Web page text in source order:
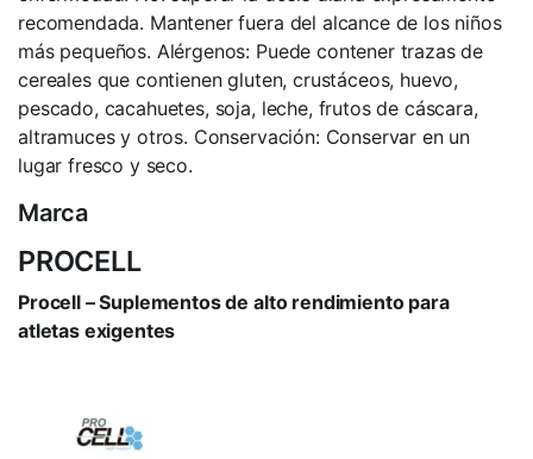
recomendada. Mantener fuera del alcance de los niños
más pequeños. Alérgenos: Puede contener trazas de
cereales que contienen gluten, crustáceos, huevo,
pescado, cacahuetes, soja, leche, frutos de cáscara,
altramuces y otros. Conservación: Conservar en un
lugar fresco y seco.
Marca
PROCELL
Procell – Suplementos de alto rendimiento para
atletas exigentes